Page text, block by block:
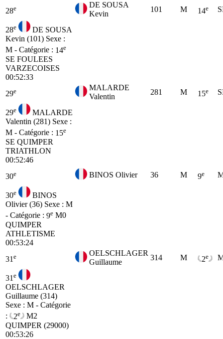
28e
DE SOUSA
Kevin
101 M 14e
28e
DE SOUSA
Kevin (101) Sexe :
M - Catégorie : 14e
SE FOULEES
VARZECOISES
00:52:33
29e
MALARDE
Valentin
281 M 15e
29e
MALARDE
Valentin (281) Sexe :
M - Catégorie : 15e
SE QUIMPER
TRIATHLON
00:52:46
30e BINOS Olivier 36 M 9e
30e
BINOS
Olivier (36) Sexe : M
- Catégorie : 9e M0
QUIMPER
ATHLETISME
00:53:24
31 e
OELSCHLAGER
Guillaume
314 M 2e
31 e
OELSCHLAGER
Guillaume (314)
Sexe : M - Catégorie
:
2e
M2
QUIMPER (29000)
00:53:26